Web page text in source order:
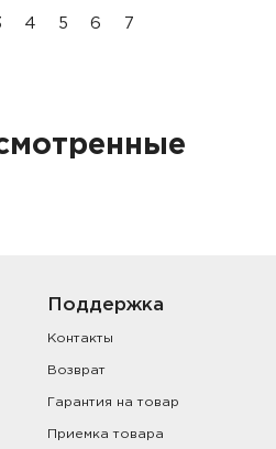
4 5 6 7
Поддержка
Контакты
Возврат
Гарантия на товар
Приемка товара